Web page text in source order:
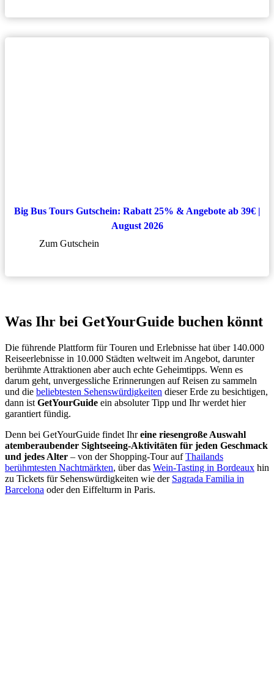
Big Bus Tours Gutschein: Rabatt 25% & Angebote ab 39€ |
August 2026
Zum Gutschein
Was Ihr bei GetYourGuide buchen könnt
Die führende Plattform für Touren und Erlebnisse hat über 140.000
Reiseerlebnisse in 10.000 Städten weltweit im Angebot, darunter
berühmte Attraktionen aber auch echte Geheimtipps. Wenn es
darum geht, unvergessliche Erinnerungen auf Reisen zu sammeln
und die beliebtesten Sehenswürdigkeiten dieser Erde zu besichtigen,
dann ist GetYourGuide ein absoluter Tipp und Ihr werdet hier
garantiert fündig.
Denn bei GetYourGuide findet Ihreine riesengroße Auswahl
atemberaubender Sightseeing-Aktivitäten für jeden Geschmack
und jedes Alter – von der Shopping-Tour aufThailands
berühmtesten Nachtmärkten, über das Wein-Tasting in Bordeaux hin
zu Tickets für Sehenswürdigkeiten wie der Sagrada Familia in
Barcelona oder den Eiffelturm in Paris.